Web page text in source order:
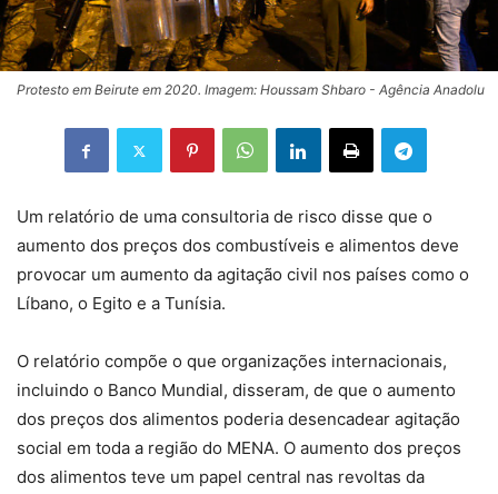
Protesto em Beirute em 2020. Imagem: Houssam Shbaro - Agência Anadolu
Um relatório de uma consultoria de risco disse que o
aumento dos preços dos combustíveis e alimentos deve
provocar um aumento da agitação civil nos países como o
Líbano, o Egito e a Tunísia.
O relatório compõe o que organizações internacionais,
incluindo o Banco Mundial, disseram, de que o aumento
dos preços dos alimentos poderia desencadear agitação
social em toda a região do MENA. O aumento dos preços
dos alimentos teve um papel central nas revoltas da